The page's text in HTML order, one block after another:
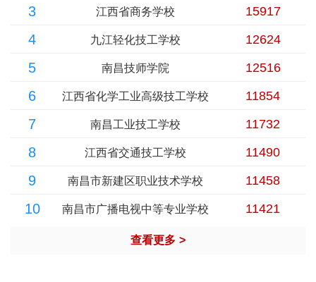
3 江西省商务学校 15917
4 九江轻化技工学校 12624
5 南昌技师学院 12516
6 江西省化学工业高级技工学校 11854
7 南昌工业技工学校 11732
8 江西省交通技工学校 11490
9 南昌市新建区职业技术学校 11458
10 南昌市广播电视中等专业学校 11421
查看更多 >